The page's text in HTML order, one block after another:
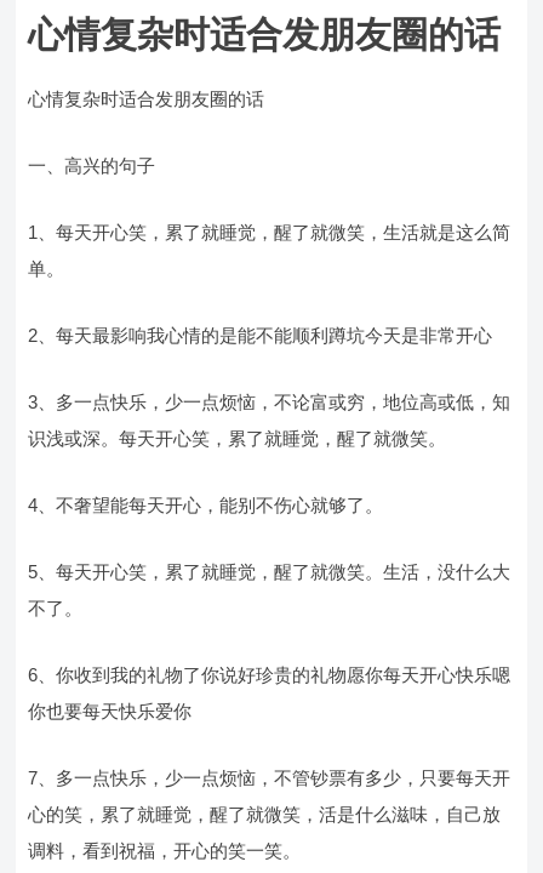
心情复杂时适合发朋友圈的话
心情复杂时适合发朋友圈的话
一、高兴的句子
1、每天开心笑，累了就睡觉，醒了就微笑，生活就是这么简
单。
2、每天最影响我心情的是能不能顺利蹲坑今天是非常开心
3、多一点快乐，少一点烦恼，不论富或穷，地位高或低，知
识浅或深。每天开心笑，累了就睡觉，醒了就微笑。
4、不奢望能每天开心，能别不伤心就够了。
5、每天开心笑，累了就睡觉，醒了就微笑。生活，没什么大
不了。
6、你收到我的礼物了你说好珍贵的礼物愿你每天开心快乐嗯
你也要每天快乐爱你
7、多一点快乐，少一点烦恼，不管钞票有多少，只要每天开
心的笑，累了就睡觉，醒了就微笑，活是什么滋味，自己放
调料，看到祝福，开心的笑一笑。